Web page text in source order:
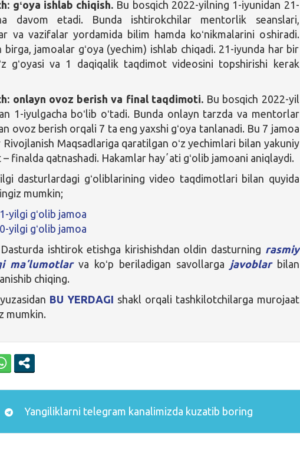
gʻoya ishlab chiqish. Bu bosqich 2022-yilning 1-iyunidan 21-
davom etadi. Bunda ishtirokchilar mentorlik seanslari,
va vazifalar yordamida bilim hamda koʻnikmalarini oshiradi.
birga, jamoalar gʻoya (yechim) ishlab chiqadi. 21-iyunda har bir
gʻoyasi va 1 daqiqalik taqdimot videosini topshirishi kerak
onlayn ovoz berish va final taqdimoti.Bu bosqich 2022-yil
1-iyulgacha boʻlib oʻtadi. Bunda onlayn tarzda va mentorlar
ovoz berish orqali 7 ta eng yaxshi gʻoya tanlanadi. Bu 7 jamoa
Maqsadlariga qaratilgan oʻz yechimlari bilan yakuniy
finalda qatnashadi. Hakamlar hayʼati gʻolib jamoani aniqlaydi.
dasturlardagi gʻoliblarining video taqdimotlari bilan quyida
mumkin;
yilgi gʻolib jamoa
yilgi gʻolib jamoa
Dasturda ishtirok etishga kirishishdan oldin dasturning rasmiy
maʼlumotlarva koʻp beriladigan savollarga javoblarbilan
chiqing.
BU YERDAGI shakl orqali tashkilotchilarga murojaat
mumkin.
Yangiliklarni telegram kanalimizda kuzatib boring